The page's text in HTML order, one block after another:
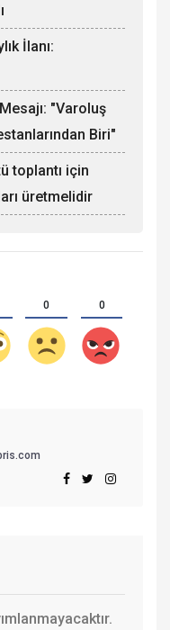
İlanı:
"Varoluş
Biri"
toplantı için
üretmelidir
0 0